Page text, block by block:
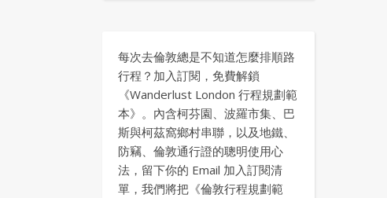
每次去倫敦總是不知道怎麼排順路
行程？加入訂閱，免費解鎖
《Wanderlust London 行程規劃範
本》。內含柯芬園、波羅市集、巴
斯與柯茲窩鄉村串聯，以及地鐵、
防竊、倫敦通行證的聰明使用心
法，留下你的 Email 加入訂閱清
單，我們將把《倫敦行程規劃範